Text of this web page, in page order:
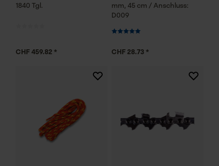
1840 Tgl.
CHF 459.82 *
mm, 45 cm / Anschluss:
D009
CHF 28.73 *